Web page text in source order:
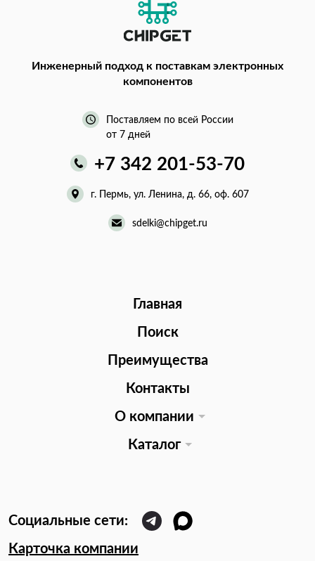
Инженерный подход к поставкам электронных
компонентов
Поставляем по всей России
от 7 дней
+7 342 201-53-70
г. Пермь, ул. Ленина, д. 66, оф. 607
sdelki@chipget.ru
Главная
Поиск
Преимущества
Контакты
О компании
Каталог
Карточка компании